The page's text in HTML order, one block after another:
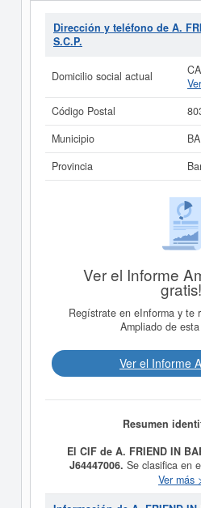
Dirección y teléfono de A.
S.C.P.
Domicilio social actual
Código Postal
Municipio
Provincia
Ver el Informe
gratis!
Regístrate en eInforma y te
Ampliado de
Ver el Informe
Resumen
El CIF de A. FRIEND IN
J64447006. Se clasifica en
categoría 8299 - Otras
empresas n.c.o.p.. La
Ver más